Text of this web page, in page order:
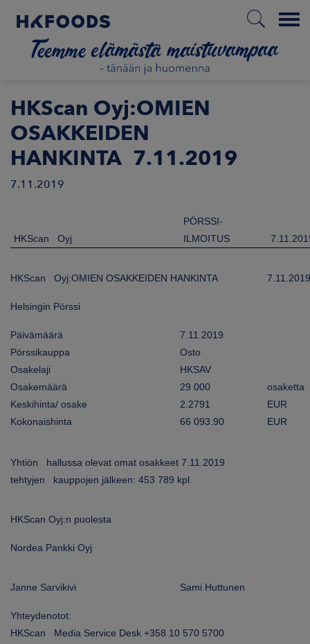
Menu
ETUSIVU
UUTISHUONE
HKScan Oyj:OMIEN
OSAKKEIDEN
HANKINTA 7.11.2019
7.11.2019
HKScan Oyj
PÖRSSI-
ILMOITUS
HKScan Oyj:OMIEN OSAKKEIDEN HANKINTA 7.11.2019
Helsingin Pörssi
Päivämäärä
7.11.2019
Pörssikauppa
Osto
Osakelaji
HKSAV
Osakemäärä
29 000
osaketta
Keskihinta/ osake
2.2791
EUR
Kokonaishinta
66 093.90 EUR
Yhtiön hallussa olevat omat osakkeet 7.11.2019
tehtyjen kauppojen jälkeen: 453 789 kpl.
HKScan Oyj:n puolesta
Nordea Pankki Oyj
Janne Sarvikivi Sami Huttunen
Yhteydenotot:
HKScan Media Service Desk +358 10 570 5700